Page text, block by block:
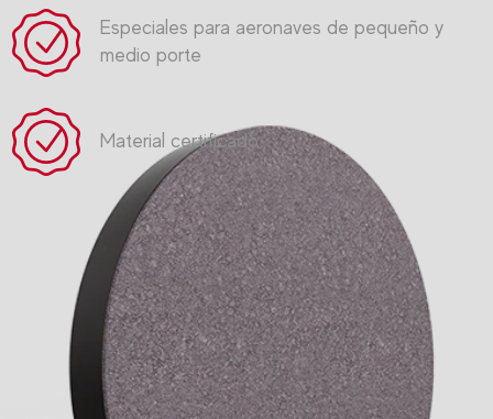
Especiales para aeronaves de pequeño y
medio porte
Material certificado